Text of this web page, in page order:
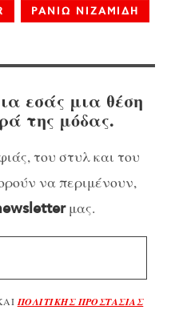
ΡΑΝΙΩ ΝΙΖΑΜΙΔΗ
εσάς μια θέση
της μόδας.
του στυλ και του
να περιμένουν,
μας.
ΠΟΛΙΤΙΚΗΣ ΠΡΟΣΤΑΣΙΑΣ